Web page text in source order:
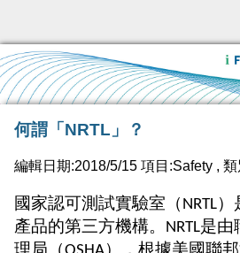
何謂「NRTL」？
編輯日期:2018/5/15 項目:Safety ,
國家認可測試實驗室（ NRTL）
產品的第三方機構。
NRTL是由
理局（
），根據美國聯